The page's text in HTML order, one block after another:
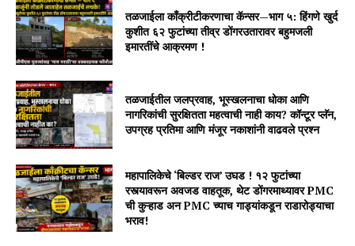
तळजाईला काँक्रीटीकरणाचा कॅन्सर—भाग ५: हिंगणे खुर्द
कुशीत ६२ फुटांच्या तीव्र डोंगरउतारावर बहुमजली
इमारतींचे आक्रमण !
तळजाईतील जलप्रवाह, भूस्खलनाचा धोका आणि
नागरिकांची सुरक्षितता महत्वाची नाही काय? कॉन्टूर प्लॅन,
उपग्रह प्रतिमा आणि मंजूर नकाशांनी वाढवले प्रश्न
महापालिकेचे ‘बिल्डर राज’ उघड ! १२ फुटांच्या
रस्त्यावरून अवजड वाहतूक, थेट डोंगरमाथ्यावर PMC
ची कुऱ्हाड अन PMC च्याच गाड्यांकडून राडारोड्याचा
भराव!